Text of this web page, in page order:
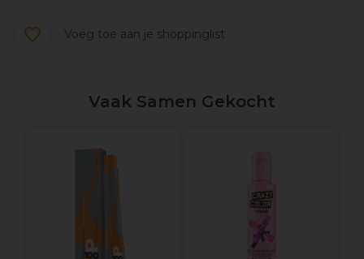
Voeg toe aan je shoppinglist
Vaak Samen Gekocht